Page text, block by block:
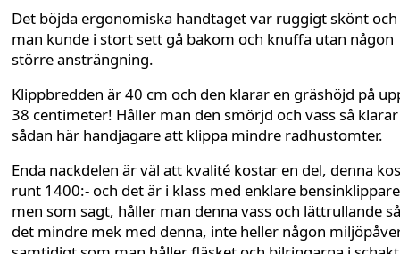
Det böjda ergonomiska handtaget var ruggigt skönt och
man kunde i stort sett gå bakom och knuffa utan någon
större ansträngning.
Klippbredden är 40 cm och den klarar en gräshöjd på
38 centimeter! Håller man den smörjd och vass så
sådan här handjagare att klippa mindre radhustomter.
Enda nackdelen är väl att kvalité kostar en del, denna
runt 1400:- och det är i klass med enklare bensinklippare
men som sagt, håller man denna vass och lättrullande
det mindre mek med denna, inte heller någon